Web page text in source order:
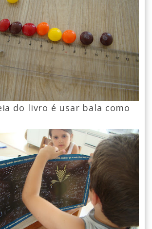
do livro é usar bala como